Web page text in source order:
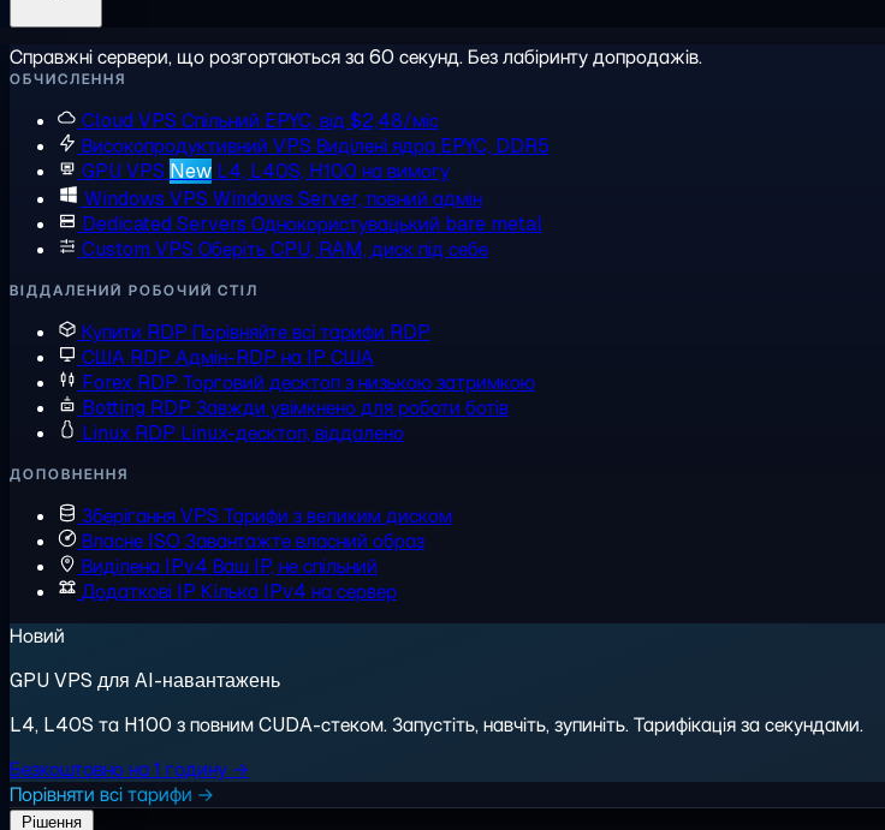
Справжні сервери, що розгортаються за 60 секунд. Без лабіринту допродажів.
ОБЧИСЛЕННЯ
Cloud VPS Спільний EPYC, від $2,48/міс
Високопродуктивний VPS Виділені ядра EPYC, DDR5
GPU VPS New L4, L40S, H100 на вимогу
Windows VPS Windows Server, повний адмін
Dedicated Servers Однокористувацький bare metal
Custom VPS Оберіть CPU, RAM, диск під себе
ВІДДАЛЕНИЙ РОБОЧИЙ СТІЛ
Купити RDP Порівняйте всі тарифи RDP
США RDP Адмін-RDP на IP США
Forex RDP Торговий десктоп з низькою затримкою
Botting RDP Завжди увімкнено для роботи ботів
Linux RDP Linux-десктоп, віддалено
ДОПОВНЕННЯ
Зберігання VPS Тарифи з великим диском
Власне ISO Завантажте власний образ
Виділена IPv4 Ваш IP, не спільний
Додаткові IP Кілька IPv4 на сервер
Новий
GPU VPS для AI-навантажень
L4, L40S та H100 з повним CUDA-стеком. Запустіть, навчіть, зупиніть. Тарифікація за секундами.
Безкоштовно на 1 годину →
Порівняти всі тарифи →